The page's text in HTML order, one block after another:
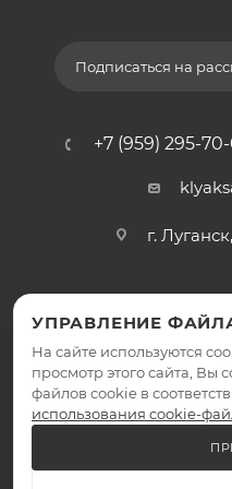
Подписаться на
+7 (959) 295-
г.
2026 ©
УПРАВЛЕНИЕ
На сайте используются
просмотр этого сайта, Вы
файлов cookie в
использования cookie-